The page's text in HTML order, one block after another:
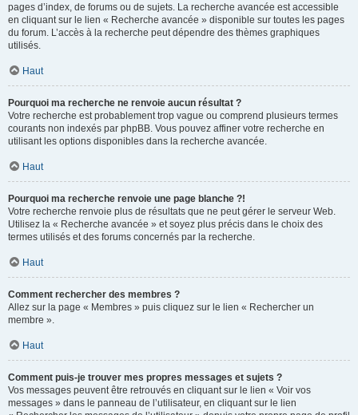
pages d’index, de forums ou de sujets. La recherche avancée est accessible
en cliquant sur le lien « Recherche avancée » disponible sur toutes les pages
du forum. L’accès à la recherche peut dépendre des thèmes graphiques
utilisés.
Haut
Pourquoi ma recherche ne renvoie aucun résultat ?
Votre recherche est probablement trop vague ou comprend plusieurs termes
courants non indexés par phpBB. Vous pouvez affiner votre recherche en
utilisant les options disponibles dans la recherche avancée.
Haut
Pourquoi ma recherche renvoie une page blanche ?!
Votre recherche renvoie plus de résultats que ne peut gérer le serveur Web.
Utilisez la « Recherche avancée » et soyez plus précis dans le choix des
termes utilisés et des forums concernés par la recherche.
Haut
Comment rechercher des membres ?
Allez sur la page « Membres » puis cliquez sur le lien « Rechercher un
membre ».
Haut
Comment puis-je trouver mes propres messages et sujets ?
Vos messages peuvent être retrouvés en cliquant sur le lien « Voir vos
messages » dans le panneau de l’utilisateur, en cliquant sur le lien